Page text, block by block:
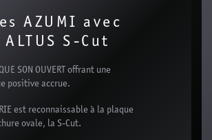
AZUMI avec
S-Cut
SON OUVERT offrant une
positive accrue.
est reconnaissable à la plaque
ovale, la S-Cut.